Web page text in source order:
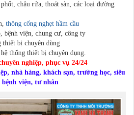
chậu rửa, thoát sàn, các loại đường
thông cống nghẹt hầm cầu
bệnh viện, chung cư, công ty
thiết bị chuyên dùng
thống thiết bị chuyên dụng.
nghiệp, phục vụ 24/24
nhà hàng, khách sạn, trường học, siêu
viện, tư nhân